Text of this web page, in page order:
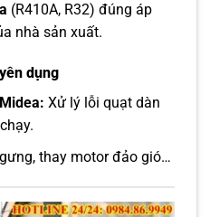
(R410A, R32) đúng áp
nhà sản xuất.
dụng
Xử lý lỗi quạt dàn
thay motor đảo gió…